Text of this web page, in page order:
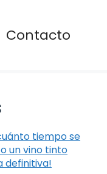
Contacto
tiempo se
un vino tinto
definitiva!